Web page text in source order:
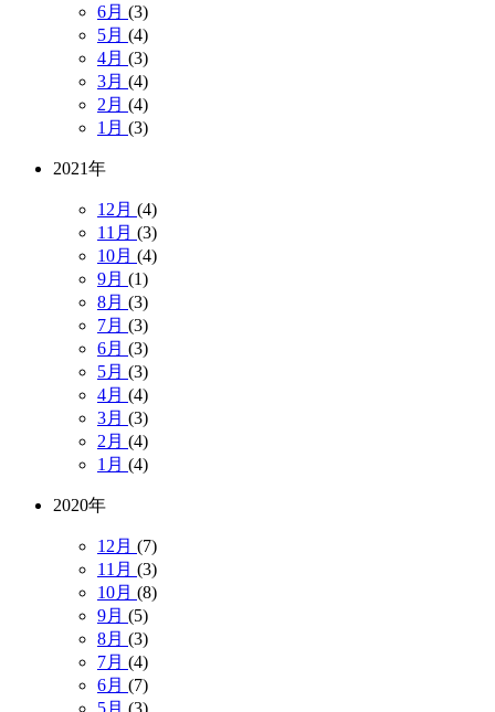
6月 (3)
5月 (4)
4月 (3)
3月 (4)
2月 (4)
1月 (3)
2021年
12月 (4)
11月 (3)
10月 (4)
9月 (1)
8月 (3)
7月 (3)
6月 (3)
5月 (3)
4月 (4)
3月 (3)
2月 (4)
1月 (4)
2020年
12月 (7)
11月 (3)
10月 (8)
9月 (5)
8月 (3)
7月 (4)
6月 (7)
5月 (3)